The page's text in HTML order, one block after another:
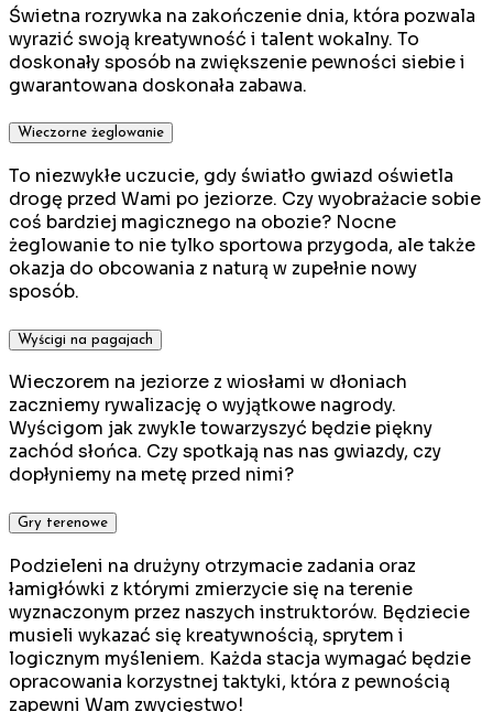
Świetna rozrywka na zakończenie dnia, która pozwala
wyrazić swoją kreatywność i talent wokalny. To
doskonały sposób na zwiększenie pewności siebie i
gwarantowana doskonała zabawa.
Wieczorne żeglowanie
To niezwykłe uczucie, gdy światło gwiazd oświetla
drogę przed Wami po jeziorze. Czy wyobrażacie sobie
coś bardziej magicznego na obozie? Nocne
żeglowanie to nie tylko sportowa przygoda, ale także
okazja do obcowania z naturą w zupełnie nowy
sposób.
Wyścigi na pagajach
Wieczorem na jeziorze z wiosłami w dłoniach
zaczniemy rywalizację o wyjątkowe nagrody.
Wyścigom jak zwykle towarzyszyć będzie piękny
zachód słońca. Czy spotkają nas nas gwiazdy, czy
dopłyniemy na metę przed nimi?
Gry terenowe
Podzieleni na drużyny otrzymacie zadania oraz
łamigłówki z którymi zmierzycie się na terenie
wyznaczonym przez naszych instruktorów. Będziecie
musieli wykazać się kreatywnością, sprytem i
logicznym myśleniem. Każda stacja wymagać będzie
opracowania korzystnej taktyki, która z pewnością
zapewni Wam zwycięstwo!